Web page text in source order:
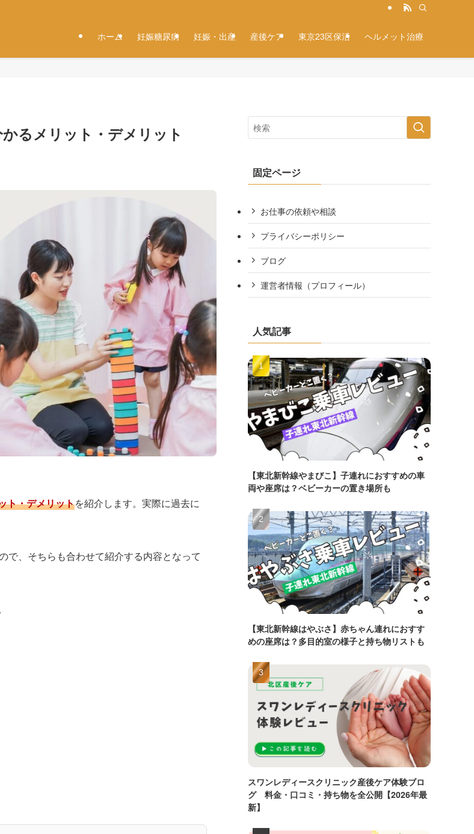
ホーム 妊娠糖尿病 妊娠・出産 産後ケア 東京23区保活 ヘルメット治療
るメリット・デメリット
ト・デメリットを紹介します。実際に過去に
で、そちらも合わせて紹介する内容となって
固定ページ
お仕事の依頼や相談
プライバシーポリシー
ブログ
運営者情報（プロフィール）
人気記事
【東北新幹線やまびこ】子連れにおすすめの車
両や座席は？ベビーカーの置き場所も
【東北新幹線はやぶさ】赤ちゃん連れにおすす
めの座席は？多目的室の様子と持ち物リストも
スワンレディースクリニック産後ケア体験ブロ
グ 料金・口コミ・持ち物を全公開【2026年最
新】